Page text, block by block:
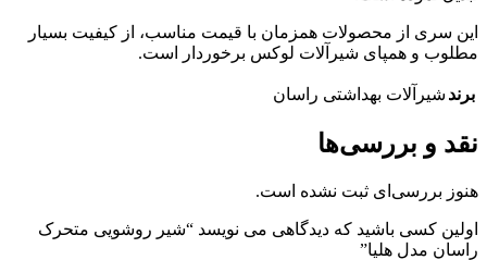
این سری از محصولات همزمان با قیمت مناسب، از کیفیت بسیار
مطلوب و همپای شیرآلات لوکس برخوردار است.
برند شیرآلات بهداشتی راسان
نقد و بررسی‌ها
هنوز بررسی‌ای ثبت نشده است.
اولین کسی باشید که دیدگاهی می نویسد “شیر روشویی متحرک
راسان مدل هلیا”